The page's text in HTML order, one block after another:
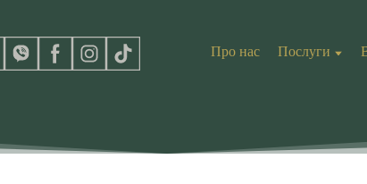
Про нас Послуги